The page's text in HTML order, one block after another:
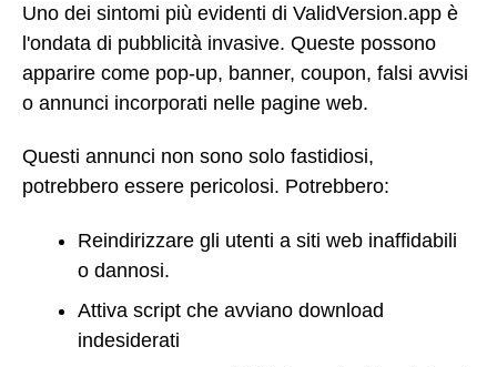
Uno dei sintomi più evidenti di ValidVersion.app è
l'ondata di pubblicità invasive. Queste possono
apparire come pop-up, banner, coupon, falsi avvisi
o annunci incorporati nelle pagine web.
Questi annunci non sono solo fastidiosi,
potrebbero essere pericolosi. Potrebbero:
Reindirizzare gli utenti a siti web inaffidabili
o dannosi.
Attiva script che avviano download
indesiderati